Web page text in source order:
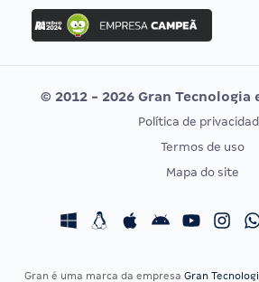
Concurso Ibama
Concurso MPU
Editais publicados
Vunesp
CONCURSOS POR PROFISSÃO
Concursos Fiscais
EXAME
© 2012 - 2026 Gran Tecnologia
Política de
Termos de uso
Mapa do site
Gran é uma marca da empresa Gran